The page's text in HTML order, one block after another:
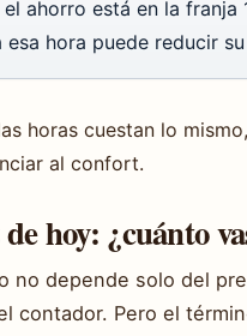
el ahorro está en la franja
hora puede reducir
horas cuestan lo
al confort.
hoy: ¿cuánto
no depende solo del
contador. Pero el